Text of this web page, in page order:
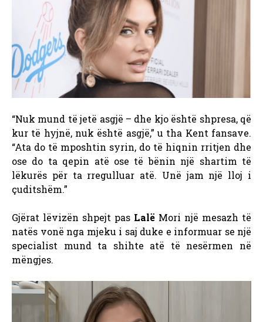
“Nuk mund të jetë asgjë – dhe kjo është shpresa, që
kur të hyjnë, nuk është asgjë,” u tha Kent fansave.
“Ata do të mposhtin syrin, do të hiqnin rritjen dhe
ose do ta qepin atë ose të bënin një shartim të
lëkurës për ta rregulluar atë. Unë jam një lloj i
çuditshëm.”
Gjërat lëvizën shpejt pas Lalë Mori një mesazh të
natës vonë nga mjeku i saj duke e informuar se një
specialist mund ta shihte atë të nesërmen në
mëngjes.